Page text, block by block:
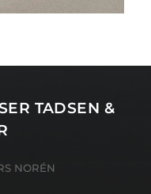
TADSEN &
NORÉN